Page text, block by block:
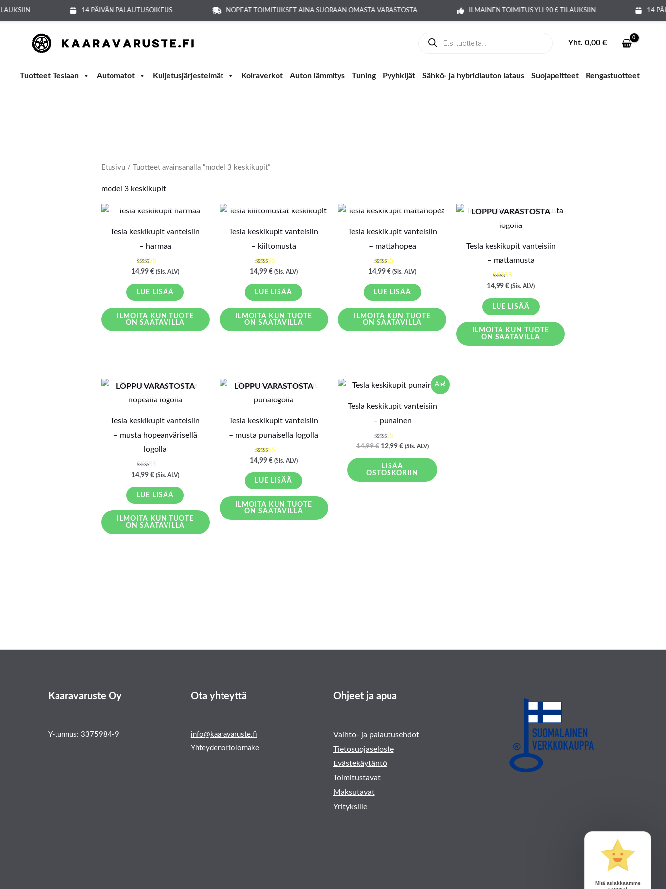
14 PÄIVÄN PALAUTUSOIKEUS NOPEAT TOIMITUKSET AINA SUORAAN OMASTA VARASTOSTA ILMAINEN TOIMITUS YLI 90 € TILAUKSIIN 14
Siirry
sisältöön
search
Yht. 0,00 €
Tuotteet Teslaan Automatot Kuljetusjärjestelmät Koiraverkot Auton lämmitys Tuning Pyyhkijät Sähkö- ja hybridiauton lataus Suojapeitteet Rengastuotteet
Etusivu/ Tuotteet avainsanalla “model 3 keskikupit”
model 3 keskikupit
Tesla keskikupit vanteisiin
– harmaa
Arvostelu
tuotteesta:
5.00
/ 5
14,99 € (Sis. ALV)
LUE LISÄÄ
ILMOITA KUN TUOTE
ON SAATAVILLA
Tesla keskikupit vanteisiin
– kiiltomusta
Arvostelu
tuotteesta:
5.00
/ 5
14,99 € (Sis. ALV)
LUE LISÄÄ
ILMOITA KUN TUOTE
ON SAATAVILLA
Tesla keskikupit vanteisiin
– mattahopea
Arvostelu
tuotteesta:
4.33
/ 5
14,99€ (Sis. ALV)
LUE LISÄÄ
ILMOITA KUN TUOTE
ON SAATAVILLA
LOPPU VARASTOSTA
Tesla keskikupit vanteisiin
– mattamusta
Arvostelu
tuotteesta:
5.00
/ 5
14,99€ (Sis. ALV)
LUE LISÄÄ
ILMOITA KUN TUOTE
ON SAATAVILLA
LOPPU VARASTOSTA
Tesla keskikupit vanteisiin
– musta hopeanvärisellä
logolla
Arvostelu
tuotteesta:
4.67
/ 5
14,99 € (Sis. ALV)
LUE LISÄÄ
ILMOITA KUN TUOTE
ON SAATAVILLA
LOPPU VARASTOSTA
Tesla keskikupit vanteisiin
– musta punaisella logolla
Arvostelu
tuotteesta:
5.00
/ 5
14,99 € (Sis. ALV)
LUE LISÄÄ
ILMOITA KUN TUOTE
ON SAATAVILLA
Ale!
Tesla keskikupit vanteisiin
– punainen
Arvostelu
tuotteesta:
5.00
/ 5
14,99€
Alkuperäinen
14,99 €.
12,99 €
Nykyinen
hinta
12,99 €.
(Sis. ALV)
LISÄÄ
OSTOSKORIIN
Kaaravaruste Oy
Y-tunnus: 3375984-9
Ota yhteyttä
info@kaaravaruste.fi
Yhteydenottolomake
Ohjeet ja apua
Vaihto- ja palautusehdot
Tietosuojaseloste
Evästekäytäntö
Toimitustavat
Maksutavat
Yrityksille
Mitä asiakkaamme